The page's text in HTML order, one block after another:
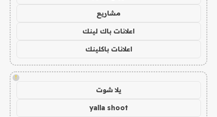
مشاريع
اعلانات باك لينك
اعلانات باكلينك
!
يلا شوت
yalla shoot